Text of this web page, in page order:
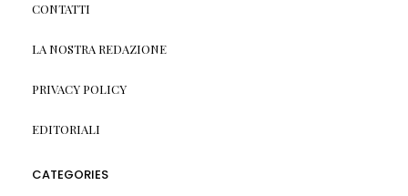
CONTATTI
LA NOSTRA REDAZIONE
PRIVACY POLICY
EDITORIALI
CATEGORIES